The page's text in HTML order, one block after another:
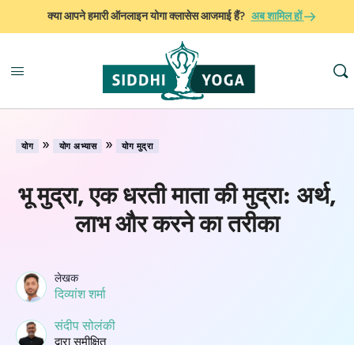
क्या आपने हमारी ऑनलाइन योगा क्लासेस आजमाई हैं? अब शामिल हों
योग » योग अभ्यास » योग मुद्रा
भू मुद्रा, एक धरती माता की मुद्रा: अर्थ,
लाभ और करने का तरीका
लेखक
दिव्यांश शर्मा
संदीप सोलंकी
द्वारा समीक्षित